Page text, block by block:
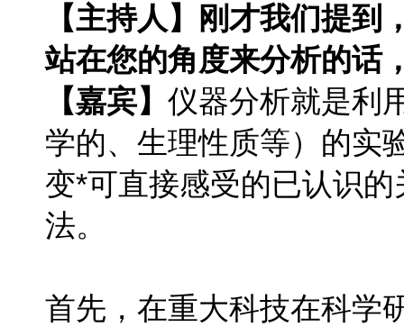
【主持人】刚才我们提
站在您的角度来分析的话
【嘉宾】 仪器分析就是利
学的、生理性质等）的实
变*可直接感受的已认识
法。
首先，在重大科技在科学